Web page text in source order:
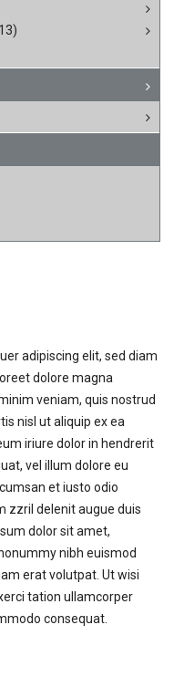
adipiscing elit, sed diam
dolore magna
veniam, quis nostrud
nisl ut aliquip ex ea
iriure dolor in hendrerit
vel illum dolore eu
et iusto odio
zzril delenit augue duis
dolor sit amet,
nibh euismod
erat volutpat. Ut wisi
tation ullamcorper
consequat.